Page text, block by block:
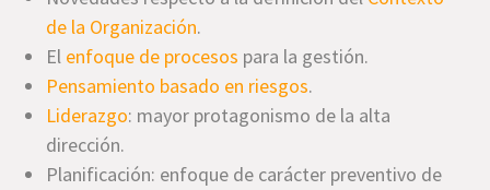
de la Organización.
El enfoque de procesos para la gestión.
Pensamiento basado en riesgos.
Liderazgo: mayor protagonismo de la alta
dirección.
Planificación: enfoque de carácter preventivo de